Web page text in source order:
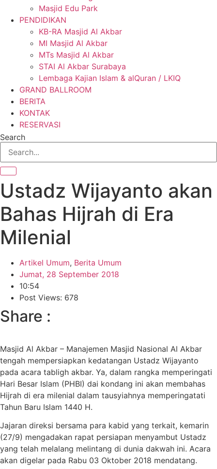
Masjid Edu Park
PENDIDIKAN
KB-RA Masjid Al Akbar
MI Masjid Al Akbar
MTs Masjid Al Akbar
STAI Al Akbar Surabaya
Lembaga Kajian Islam & alQuran / LKIQ
GRAND BALLROOM
BERITA
KONTAK
RESERVASI
Search
Ustadz Wijayanto akan
Bahas Hijrah di Era
Milenial
Artikel Umum, Berita Umum
Jumat, 28 September 2018
10:54
Post Views: 678
Share :
Masjid Al Akbar – Manajemen Masjid Nasional Al Akbar
tengah mempersiapkan kedatangan Ustadz Wijayanto
pada acara tabligh akbar. Ya, dalam rangka memperingati
Hari Besar Islam (PHBI) dai kondang ini akan membahas
Hijrah di era milenial dalam tausyiahnya memperingatati
Tahun Baru Islam 1440 H.
Jajaran direksi bersama para kabid yang terkait, kemarin
(27/9) mengadakan rapat persiapan menyambut Ustadz
yang telah melalang melintang di dunia dakwah ini. Acara
akan digelar pada Rabu 03 Oktober 2018 mendatang.